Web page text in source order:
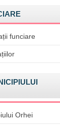
funciare
Orhei